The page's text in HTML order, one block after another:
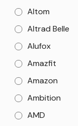
Altom
Altrad Belle
Alufox
Amazfit
Amazon
Ambition
AMD